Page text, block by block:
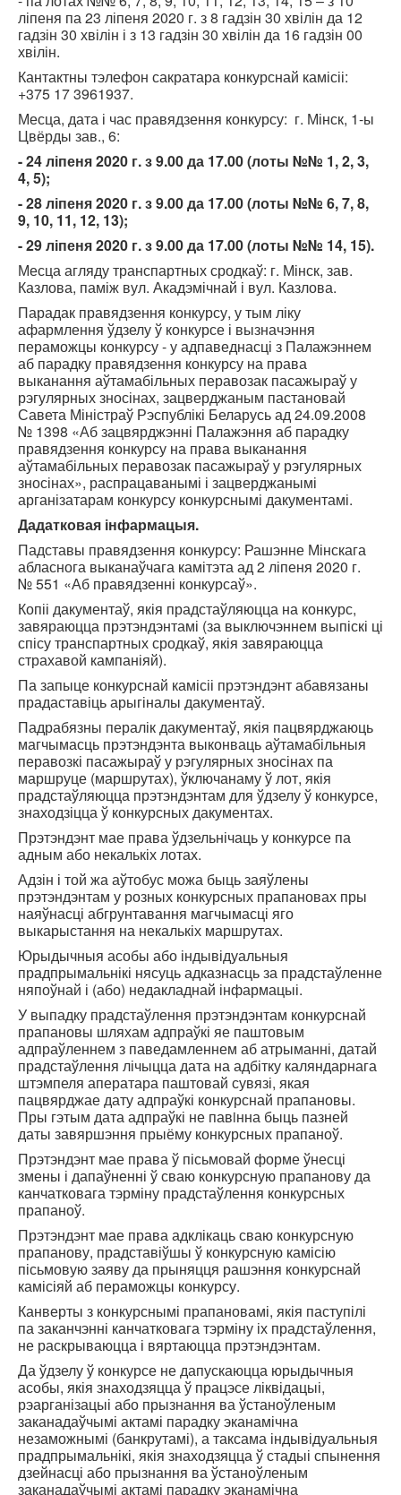
ліпеня па 23 ліпеня 2020 г. з 8 гадзін 30 хвілін да 12
гадзін 30 хвілін і з 13 гадзін 30 хвілін да 16 гадзін 00
хвілін.
Кантактны тэлефон сакратара конкурснай камісіі:
+375 17 3961937.
Месца, дата і час правядзення конкурсу: г. Мінск, 1-ы
Цвёрды зав., 6:
- 24 ліпеня 2020 г. з 9.00 да 17.00 (лоты №№ 1, 2, 3,
4, 5);
- 28 ліпеня 2020 г. з 9.00 да 17.00 (лоты №№ 6, 7, 8,
9, 10, 11, 12, 13);
- 29 ліпеня 2020 г. з 9.00 да 17.00 (лоты №№ 14, 15).
Месца агляду транспартных сродкаў: г. Мінск, зав.
Казлова, паміж вул. Акадэмічнай і вул. Казлова.
Парадак правядзення конкурсу, у тым ліку
афармлення ўдзелу ў конкурсе і вызначэння
пераможцы конкурсу - у адпаведнасці з Палажэннем
аб парадку правядзення конкурсу на права
выканання аўтамабільных перавозак пасажыраў у
рэгулярных зносінах, зацверджаным пастановай
Савета Міністраў Рэспублікі Беларусь ад 24.09.2008
№ 1398 «Аб зацвярджэнні Палажэння аб парадку
правядзення конкурсу на права выканання
аўтамабільных перавозак пасажыраў у рэгулярных
зносінах», распрацаванымі і зацверджанымі
арганізатарам конкурсу конкурснымі дакументамі.
Дадатковая інфармацыя.
Падставы правядзення конкурсу: Рашэнне Мінскага
абласнога выканаўчага камітэта ад 2 ліпеня 2020 г.
№ 551 «Аб правядзенні конкурсаў».
Копіі дакументаў, якія прадстаўляюцца на конкурс,
завяраюцца прэтэндэнтамі (за выключэннем выпіскі ці
спісу транспартных сродкаў, якія завяраюцца
страхавой кампаніяй).
Па запыце конкурснай камісіі прэтэндэнт абавязаны
прадаставіць арыгіналы дакументаў.
Падрабязны пералік дакументаў, якія пацвярджаюць
магчымасць прэтэндэнта выконваць аўтамабільныя
перавозкі пасажыраў у рэгулярных зносінах па
маршруце (маршрутах), ўключанаму ў лот, якія
прадстаўляюцца прэтэндэнтам для ўдзелу ў конкурсе,
знаходзіцца ў конкурсных дакументах.
Прэтэндэнт мае права ўдзельнічаць у конкурсе па
адным або некалькіх лотах.
Адзін і той жа аўтобус можа быць заяўлены
прэтэндэнтам у розных конкурсных прапановах пры
наяўнасці абгрунтавання магчымасці яго
выкарыстання на некалькіх маршрутах.
Юрыдычныя асобы або індывідуальныя
прадпрымальнікі нясуць адказнасць за прадстаўленне
няпоўнай і (або) недакладнай інфармацыі.
У выпадку прадстаўлення прэтэндэнтам конкурснай
прапановы шляхам адпраўкі яе паштовым
адпраўленнем з паведамленнем аб атрыманні, датай
прадстаўлення лічыцца дата на адбітку каляндарнага
штэмпеля аператара паштовай сувязі, якая
пацвярджае дату адпраўкі конкурснай прапановы.
Пры гэтым дата адпраўкі не павiнна быць пазней
даты завяршэння прыёму конкурсных прапаноў.
Прэтэндэнт мае права ў пісьмовай форме ўнесці
змены і дапаўненні ў сваю конкурсную прапанову да
канчатковага тэрміну прадстаўлення конкурсных
прапаноў.
Прэтэндэнт мае права адклікаць сваю конкурсную
прапанову, прадставіўшы ў конкурсную камісію
пісьмовую заяву да прыняцця рашэння конкурснай
камісіяй аб пераможцы конкурсу.
Канверты з конкурснымі прапановамі, якія паступілі
па заканчэнні канчатковага тэрміну іх прадстаўлення,
не раскрываюцца і вяртаюцца прэтэндэнтам.
Да ўдзелу ў конкурсе не дапускаюцца юрыдычныя
асобы, якія знаходзяцца ў працэсе ліквідацыі,
рэарганізацыі або прызнання ва ўстаноўленым
заканадаўчымі актамі парадку эканамічна
незаможнымі (банкрутамі), а таксама індывідуальныя
прадпрымальнікі, якія знаходзяцца ў стадыі спынення
дзейнасці або прызнання ва ўстаноўленым
заканадаўчымі актамі парадку эканамічна